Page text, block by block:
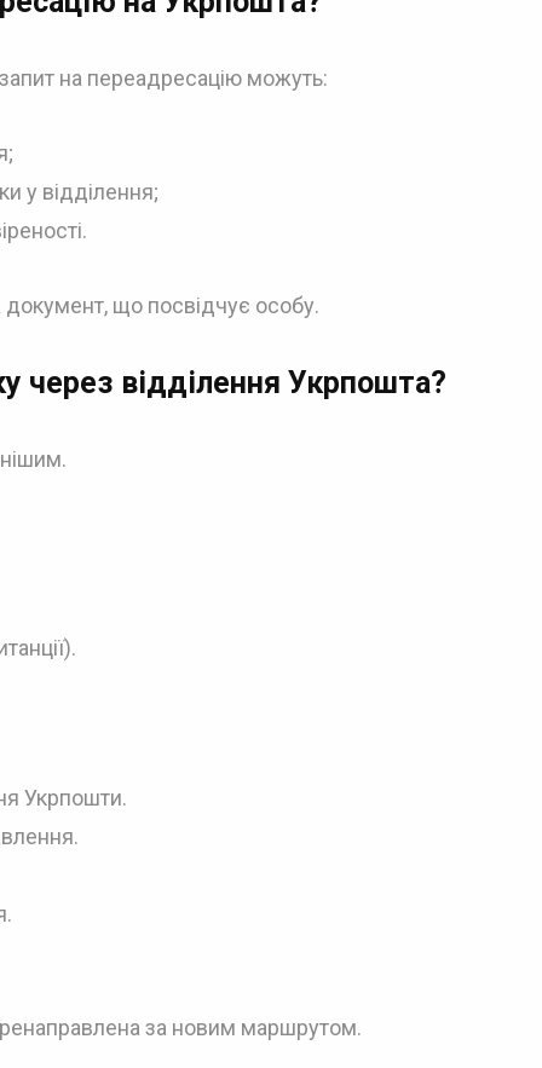
на переадресацію можуть:
у відділення;
що посвідчує особу.
через відділення Укрпошта?
Укрпошти.
за новим маршрутом.